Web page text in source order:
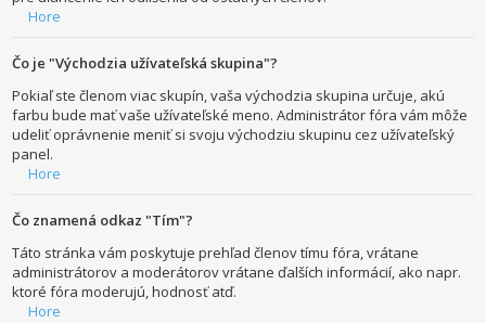
Hore
Čo je "Východzia užívateľská skupina"?
Pokiaľ ste členom viac skupín, vaša východzia skupina určuje, akú
farbu bude mať vaše užívateľské meno. Administrátor fóra vám môže
udeliť oprávnenie meniť si svoju východziu skupinu cez užívateľský
panel.
Hore
Čo znamená odkaz "Tím"?
Táto stránka vám poskytuje prehľad členov tímu fóra, vrátane
administrátorov a moderátorov vrátane ďalších informácií, ako napr.
ktoré fóra moderujú, hodnosť atď.
Hore